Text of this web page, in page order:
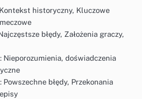
historyczny, Kluczowe
błędy, Założenia graczy,
Nieporozumienia, doświadczenia
błędy, Przekonania